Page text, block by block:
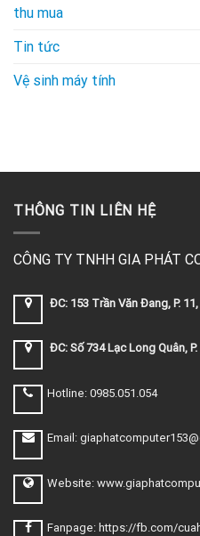
thu mua
Tin tức
Vệ sinh máy tính
THÔNG TIN LIÊN HỆ
CÔNG TY TNHH GIA PHÁT
ĐC: 153 Trần Văn Đang, P. 11,
ĐC: Số 734 Lạc Long Quân,
Hotline: 0985.051.054
Email:
Website:
Fanpage: https://fb.com/